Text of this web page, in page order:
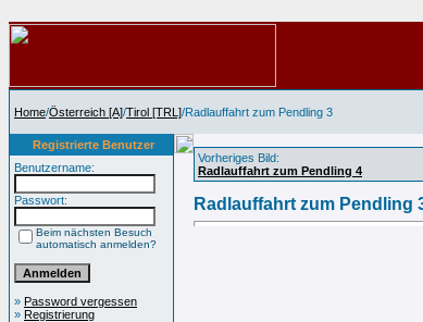
Home/Österreich [A]/Tirol [TRL]/Radlauffahrt zum Pendling 3
Registrierte Benutzer
Benutzername:
Passwort:
Beim nächsten Besuch
automatisch anmelden?
» Password vergessen
» Registrierung
Vorheriges Bild:
Radlauffahrt zum Pendling 4
Radlauffahrt zum Pendling